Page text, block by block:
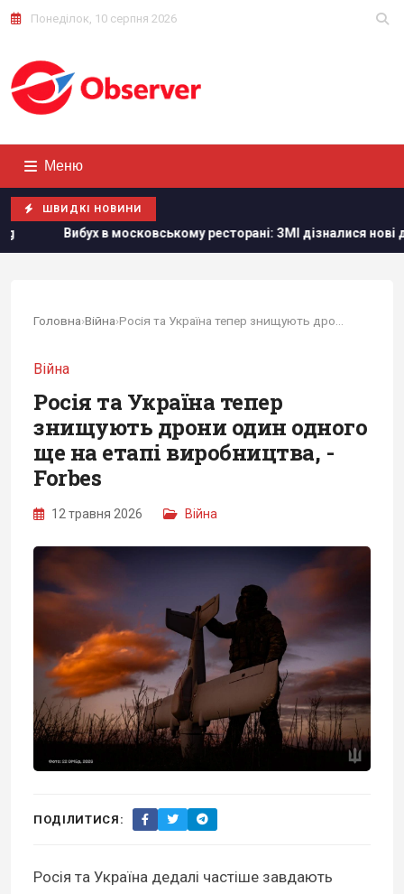
Понеділок, 10 серпня 2026
Меню
ШВИДКІ НОВИНИ
ресторані: ЗМІ дізналися нові дані про кількість
Головна›Війна›
Війна
Росія та Україна тепер
знищують дрони один одного
ще на етапі виробництва, -
Forbes
12 травня 2026 Війна
ПОДІЛИТИСЯ:
Росія та Україна дедалі частіше завдають